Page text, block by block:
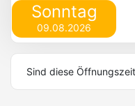
Sonntag
09.08.2026
Sind diese